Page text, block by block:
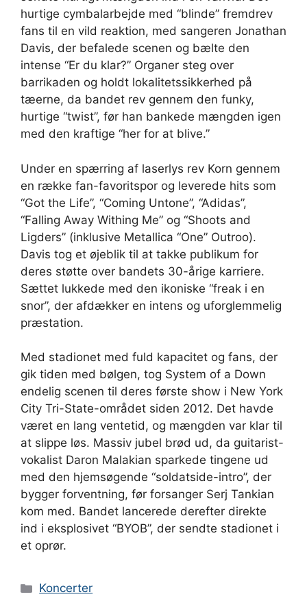
hurtige cymbalarbejde med “blinde” fremdrev
fans til en vild reaktion, med sangeren Jonathan
Davis, der befalede scenen og bælte den
intense “Er du klar?” Organer steg over
barrikaden og holdt lokalitetssikkerhed på
tæerne, da bandet rev gennem den funky,
hurtige “twist”, før han bankede mængden igen
med den kraftige “her for at blive.”
Under en spærring af laserlys rev Korn gennem
en række fan-favoritspor og leverede hits som
“Got the Life”, “Coming Untone”, “Adidas”,
“Falling Away Withing Me” og “Shoots and
Ligders” (inklusive Metallica “One” Outroo).
Davis tog et øjeblik til at takke publikum for
deres støtte over bandets 30-årige karriere.
Sættet lukkede med den ikoniske “freak i en
snor”, der afdækker en intens og uforglemmelig
præstation.
Med stadionet med fuld kapacitet og fans, der
gik tiden med bølgen, tog System of a Down
endelig scenen til deres første show i New York
City Tri-State-området siden 2012. Det havde
været en lang ventetid, og mængden var klar til
at slippe løs. Massiv jubel brød ud, da guitarist-
vokalist Daron Malakian sparkede tingene ud
med den hjemsøgende “soldatside-intro”, der
bygger forventning, før forsanger Serj Tankian
kom med. Bandet lancerede derefter direkte
ind i eksplosivet “BYOB”, der sendte stadionet i
et oprør.
Kategorier
Koncerter